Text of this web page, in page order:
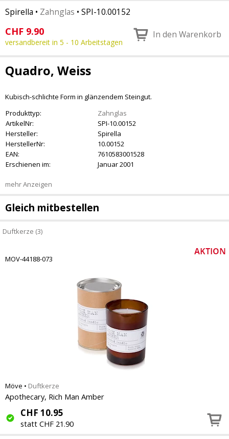
Spirella • Zahnglas • SPI-10.00152
CHF 9.90
versandbereit in 5 - 10 Arbeitstagen
In den Warenkorb
Quadro, Weiss
Kubisch-schlichte Form in glänzendem Steingut.
Produkttyp:
Zahnglas
ArtikelNr:
SPI-10.00152
Hersteller:
Spirella
HerstellerNr:
10.00152
EAN:
7610583001528
Erschienen im:
Januar 2001
mehr Anzeigen
Gleich mitbestellen
Duftkerze (3)
MOV-44188-073
Möve • Duftkerze
Apothecary, Rich Man Amber
CHF 10.95
statt CHF 21.90